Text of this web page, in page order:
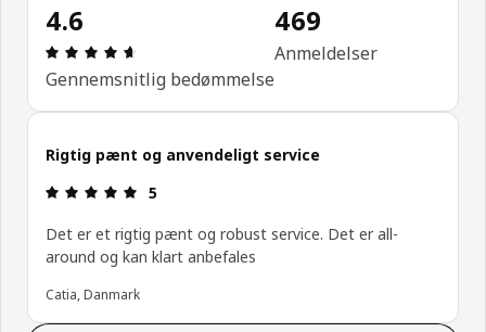
4.6
Anmeldelse: 4.6 Ud af 5 Stjerner. Anmeldelser i
Gennemsnitlig bedømmelse
469
Anmeldelser
Rigtig pænt og anvendeligt service
Anmeldelse: 5 Ud af 5 Stjerner.
5
Det er et rigtig pænt og robust service. Det er all-
around og kan klart anbefales
Catia, Danmark